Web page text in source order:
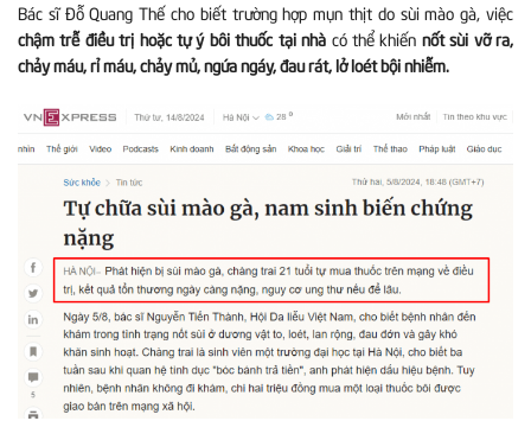
Bác sĩ Đỗ Quang Thế cho biết trường hợp mụn thịt do sùi mào gà, việc
chậm trễ điều trị hoặc tự ý bôi thuốc tại nhà có thể khiến nốt sùi vỡ ra,
chảy máu, rỉ máu, chảy mủ, ngứa ngáy, đau rát, lở loét bội nhiễm.